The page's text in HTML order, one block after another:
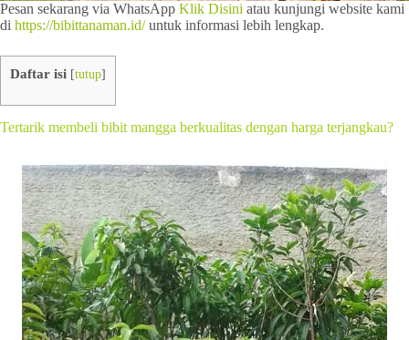
Pesan sekarang via WhatsApp Klik Disini atau kunjungi website kami
di https://bibittanaman.id/untuk informasi lebih lengkap.
Daftar isi [tutup]
Tertarik membeli bibit mangga berkualitas dengan harga terjangkau?